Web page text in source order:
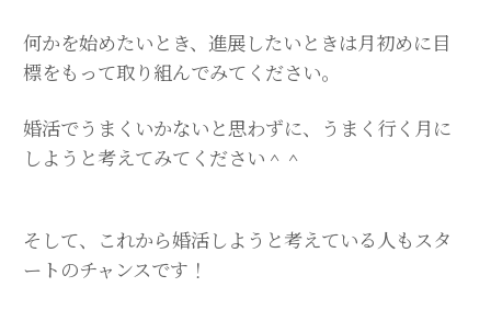
何かを始めたいとき、進展したいときは月初めに目
標をもって取り組んでみてください。
婚活でうまくいかないと思わずに、うまく行く月に
しようと考えてみてください＾＾
そして、これから婚活しようと考えている人もスタ
ートのチャンスです！